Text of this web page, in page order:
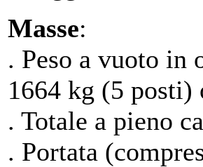
Masse:
. Peso a vuoto in
1664 kg (5 posti)
. Totale a pieno
. Portata